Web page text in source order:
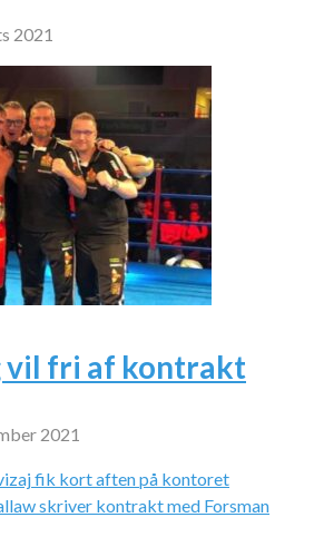
2021
vil fri af kontrakt
2021
fik kort aften på kontoret
skriver kontrakt med Forsman